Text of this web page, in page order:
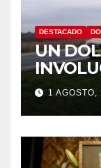
DESTACADO
UN
CON
1 AGOSTO,